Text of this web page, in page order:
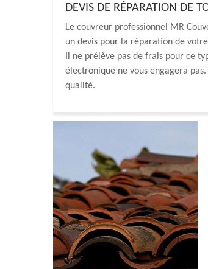
DEVIS DE RÉPARATION DE
Le couvreur professionnel MR
un devis pour la réparation de
Il ne prélève pas de frais pour ce
électronique ne vous engagera
qualité.